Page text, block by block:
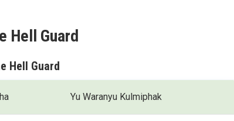
Hell Guard
Hell Guard
Yu Waranyu Kulmiphak